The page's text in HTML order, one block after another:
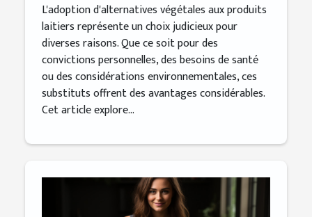
L'adoption d'alternatives végétales aux produits
laitiers représente un choix judicieux pour
diverses raisons. Que ce soit pour des
convictions personnelles, des besoins de santé
ou des considérations environnementales, ces
substituts offrent des avantages considérables.
Cet article explore...